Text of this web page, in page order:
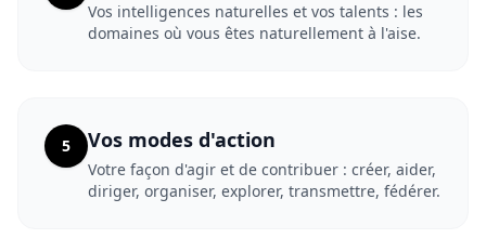
Vos intelligences naturelles et vos talents : les
domaines où vous êtes naturellement à l'aise.
5 Vos modes d'action
Votre façon d'agir et de contribuer : créer, aider,
diriger, organiser, explorer, transmettre, fédérer.